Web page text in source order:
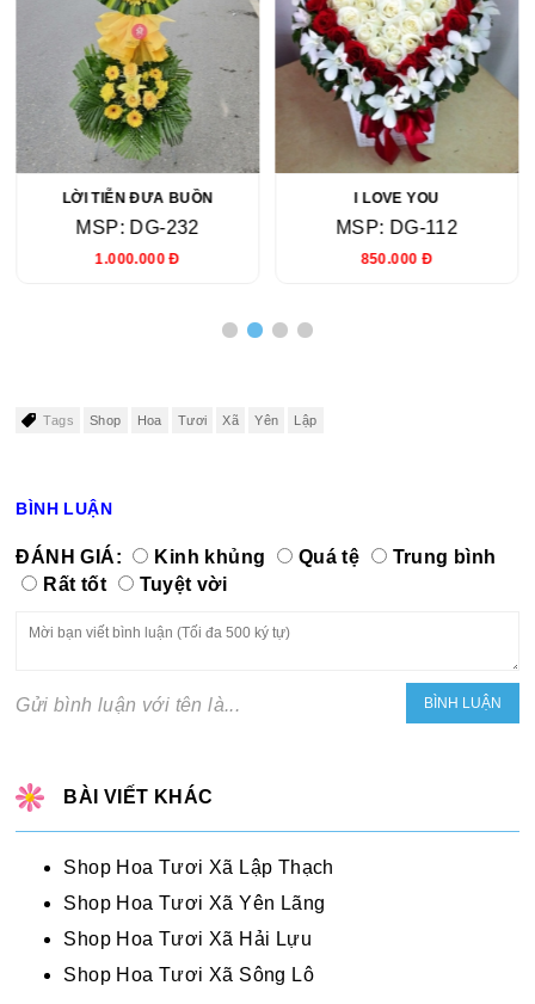
LỜI TIỄN ĐƯA BUỒN
MSP: DG-232
1.000.000 Đ
I LOVE YOU
MSP: DG-112
850.000 Đ
Tags Shop Hoa Tươi Xã Yên Lập
BÌNH LUẬN
ĐÁNH GIÁ: Kinh khủng Quá tệ
Trung bình
Rất tốt
Tuyệt vời
Gửi bình luận với tên là...
BÀI VIẾT KHÁC
Shop Hoa Tươi Xã Lập Thạch
Shop Hoa Tươi Xã Yên Lãng
Shop Hoa Tươi Xã Hải Lựu
Shop Hoa Tươi Xã Sông Lô